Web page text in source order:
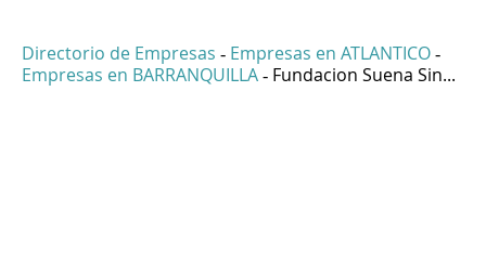
Directorio de Empresas - Empresas en ATLANTICO -
Empresas en BARRANQUILLA - Fundacion Suena Sin...